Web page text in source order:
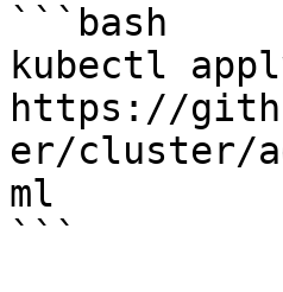
```bash
kubectl
https://
er/cluster/
ml
```